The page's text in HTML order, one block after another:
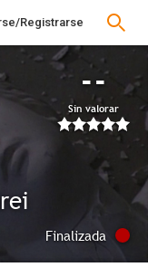
Registrarse
--
Sin valorar
Finalizada